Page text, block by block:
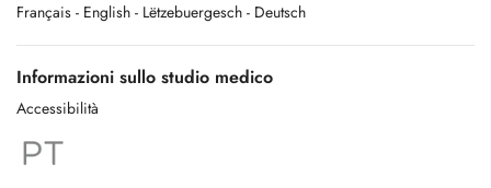
Français - English - Lëtzebuergesch - Deutsch
Informazioni sullo studio medico
Accessibilità